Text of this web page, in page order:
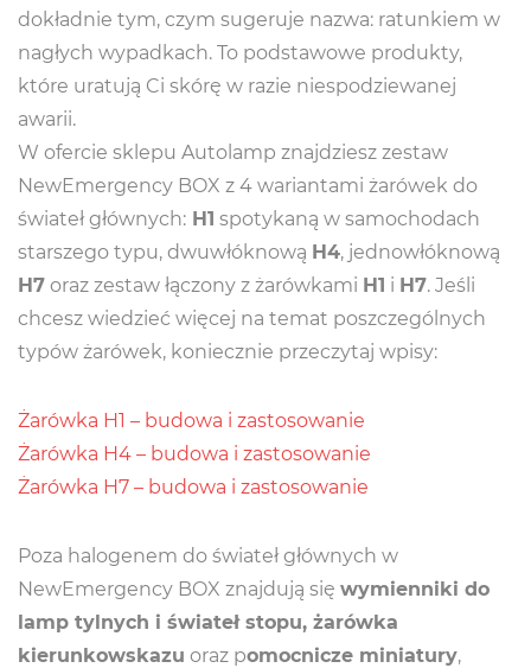
dokładnie tym, czym sugeruje nazwa: ratunkiem w
nagłych wypadkach. To podstawowe produkty,
które uratują Ci skórę w razie niespodziewanej
awarii.
W ofercie sklepu Autolamp znajdziesz zestaw
NewEmergency BOX z 4 wariantami żarówek do
świateł głównych: H1 spotykaną w samochodach
starszego typu, dwuwłóknową H4, jednowłóknową
H7 oraz zestaw łączony z żarówkami H1 i H7. Jeśli
chcesz wiedzieć więcej na temat poszczególnych
typów żarówek, koniecznie przeczytaj wpisy:
Żarówka H1 – budowa i zastosowanie
Żarówka H4 – budowa i zastosowanie
Żarówka H7 – budowa i zastosowanie
Poza halogenem do świateł głównych w
NewEmergency BOX znajdują się wymienniki do
lamp tylnych i świateł stopu, żarówka
kierunkowskazu oraz pomocnicze miniatury,